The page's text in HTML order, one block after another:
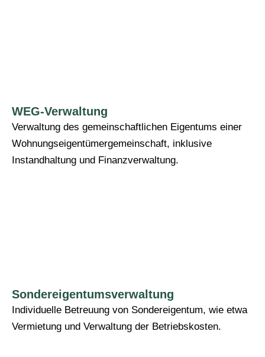
WEG-Verwaltung
Verwaltung des gemeinschaftlichen Eigentums einer
Wohnungseigentümergemeinschaft, inklusive
Instandhaltung und Finanzverwaltung.
Sondereigentumsverwaltung
Individuelle Betreuung von Sondereigentum, wie etwa
Vermietung und Verwaltung der Betriebskosten.